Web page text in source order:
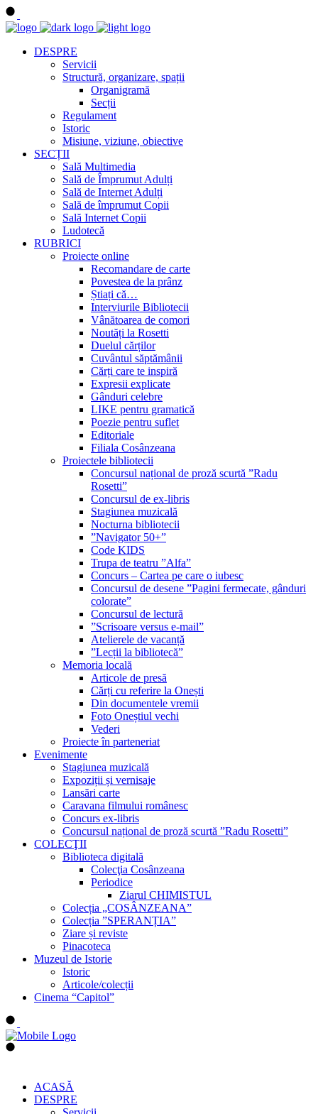
DESPRE
Servicii
Structură, organizare, spații
Organigramă
Secții
Regulament
Istoric
Misiune, viziune, obiective
SECȚII
Sală Multimedia
Sală de Împrumut Adulți
Sală de Internet Adulți
Sală de împrumut Copii
Sală Internet Copii
Ludotecă
RUBRICI
Proiecte online
Recomandare de carte
Povestea de la prânz
Știați că…
Interviurile Bibliotecii
Vânătoarea de comori
Noutăți la Rosetti
Duelul cărților
Cuvântul săptămânii
Cărți care te inspiră
Expresii explicate
Gânduri celebre
LIKE pentru gramatică
Poezie pentru suflet
Editoriale
Filiala Cosânzeana
Proiectele bibliotecii
Concursul național de proză scurtă ”Radu
Rosetti”
Concursul de ex-libris
Stagiunea muzicală
Nocturna bibliotecii
”Navigator 50+”
Code KIDS
Trupa de teatru ”Alfa”
Concurs – Cartea pe care o iubesc
Concursul de desene ”Pagini fermecate, gânduri
colorate”
Concursul de lectură
”Scrisoare versus e-mail”
Atelierele de vacanță
”Lecții la bibliotecă”
Memoria locală
Articole de presă
Cărți cu referire la Onești
Din documentele vremii
Foto Oneștiul vechi
Vederi
Proiecte în parteneriat
Evenimente
Stagiunea muzicală
Expoziții și vernisaje
Lansări carte
Caravana filmului românesc
Concurs ex-libris
Concursul național de proză scurtă ”Radu Rosetti”
COLECŢII
Biblioteca digitală
Colecţia Cosânzeana
Periodice
Ziarul CHIMISTUL
Colecția „COSÂNZEANA”
Colecția ”SPERANȚIA”
Ziare și reviste
Pinacoteca
Muzeul de Istorie
Istoric
Articole/colecții
Cinema “Capitol”
ACASĂ
DESPRE